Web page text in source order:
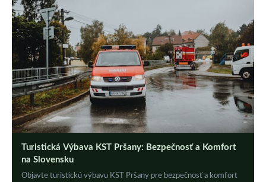
Turistická Výbava KST Pršany: Bezpečnosť a Komfort
na Slovensku
Objavte turistickú výbavu KST Pršany pre bezpečnosť a komfort